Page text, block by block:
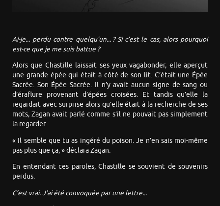
Ai-je... perdu contre quelqu’un... ? Si c’est le cas, alors pourquoi
est-ce que je me suis battue ?
Alors que Chastille laissait ses yeux vagabonder, elle aperçut
une grande épée qui était à côté de son lit. C’était une Épée
Sacrée. Son Épée Sacrée. Il n’y avait aucun signe de sang ou
d’éraflure provenant d’épées croisées. Et tandis qu’elle la
regardait avec surprise alors qu’elle était à la recherche de ses
mots, Zagan avait parlé comme s’il ne pouvait pas simplement
la regarder.
« Il semble que tu as ingéré du poison. Je n’en sais moi-même
pas plus que ça, » déclara Zagan.
En entendant ces paroles, Chastille se souvient de souvenirs
perdus.
C’est vrai. J’ai été convoquée par une lettre...